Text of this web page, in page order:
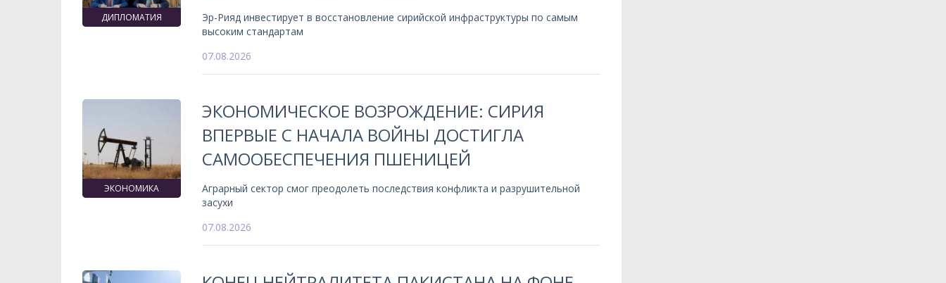
ДИПЛОМАТИЯ
Эр-Рияд инвестирует в восстановление сирийской инфраструктуры по самым
высоким стандартам
07.08.2026
ЭКОНОМИКА
ЭКОНОМИЧЕСКОЕ ВОЗРОЖДЕНИЕ: СИРИЯ
ВПЕРВЫЕ С НАЧАЛА ВОЙНЫ ДОСТИГЛА
САМООБЕСПЕЧЕНИЯ ПШЕНИЦЕЙ
Аграрный сектор смог преодолеть последствия конфликта и разрушительной
засухи
07.08.2026